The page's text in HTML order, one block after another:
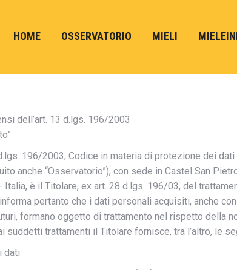
HOME OSSERVATORIO MIELI
dell’art. 13 d.lgs. 196/2003
196/2003, Codice in materia di protezione dei
anche “Osservatorio”), con sede in Castel San
Italia, è il Titolare, ex art. 28 d.lgs. 196/03, del
pertanto che i dati personali acquisiti, anche
formano oggetto di trattamento nel rispetto della
suddetti trattamenti il Titolare fornisce, tra l’altro, le
dati